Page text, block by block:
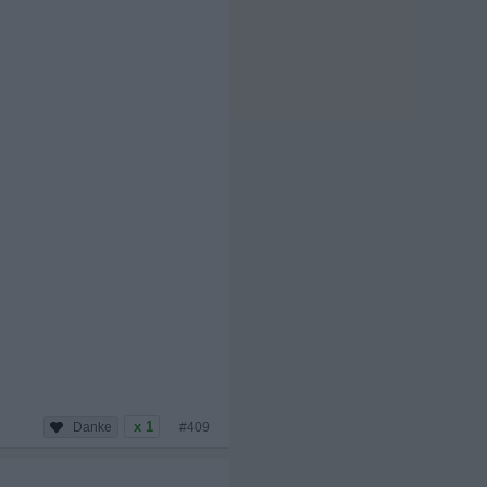
x 1 #409